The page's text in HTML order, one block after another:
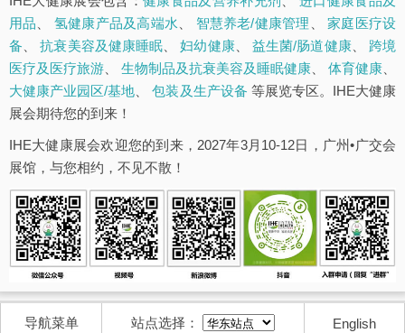
用品、 氢健康产品及高端水、 智慧养老/健康管理 、家庭医疗设
备、抗衰美容及健康睡眠、妇幼健康、 益生菌/肠道健康、 跨境
医疗及医疗旅游、 生物制品及抗衰美容及睡眠健康、 体育健康、
大健康产业园区/基地、包装及生产设备 等展览专区。IHE大健康
展会期待您的到来！
IHE大健康展会欢迎您的到来，2027年3月10-12日，广州•广交会
展馆，与您相约，不见不散！
导航菜单 站点选择： English